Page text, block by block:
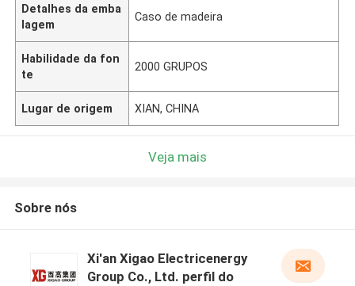
Detalhes da emba
lagem
Caso de madeira
Habilidade da fon
te
2000 GRUPOS
Lugar de origem XIAN, CHINA
Veja mais
Sobre nós
Xi'an Xigao Electricenergy
Group Co., Ltd. perfil do